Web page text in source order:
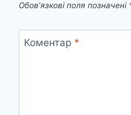
Обов’язкові поля позначені
Коментар *